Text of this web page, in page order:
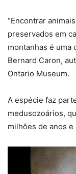
“Encontrar
preservados em
montanhas é uma
Bernard Caron,
Ontario Museum.
A espécie faz
medusozoários,
milhões de anos